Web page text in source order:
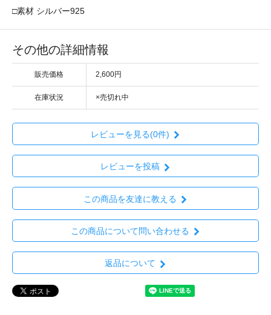
□素材 シルバー925
その他の詳細情報
販売価格 2,600円
在庫状況 ×売切れ中
レビューを見る(0件)
レビューを投稿
この商品を友達に教える
この商品について問い合わせる
返品について